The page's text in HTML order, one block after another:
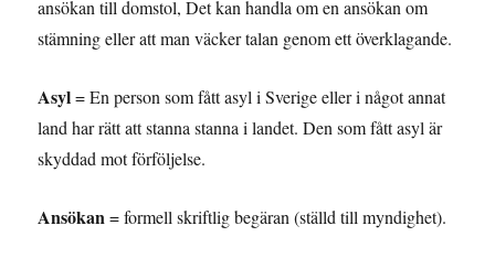
ansökan till domstol, Det kan handla om en ansökan om
stämning eller att man väcker talan genom ett överklagande.
Asyl= En person som fått asyl i Sverige eller i något annat
land har rätt att stanna stanna i landet. Den som fått asyl är
skyddad mot förföljelse.
Ansökan= formell skriftlig begäran (ställd till myndighet).